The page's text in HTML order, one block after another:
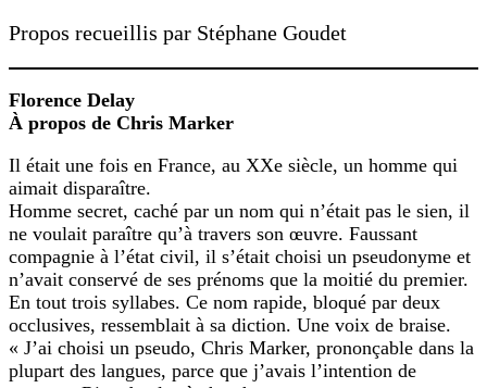
Propos recueillis par Stéphane Goudet
Florence Delay
À propos de Chris Marker
Il était une fois en France, au XXe siècle, un homme qui
aimait disparaître.
Homme secret, caché par un nom qui n’était pas le sien, il
ne voulait paraître qu’à travers son œuvre. Faussant
compagnie à l’état civil, il s’était choisi un pseudonyme et
n’avait conservé de ses prénoms que la moitié du premier.
En tout trois syllabes. Ce nom rapide, bloqué par deux
occlusives, ressemblait à sa diction. Une voix de braise.
« J’ai choisi un pseudo, Chris Marker, prononçable dans la
plupart des langues, parce que j’avais l’intention de